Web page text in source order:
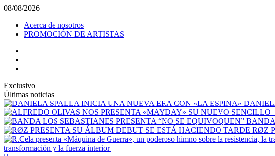
Saltar
contenido
08/08/2026
Acerca de nosotros
PROMOCIÓN DE ARTISTAS
Exclusivo
Últimas noticias
BANDA
RØZ
transformación y la fuerza interior.